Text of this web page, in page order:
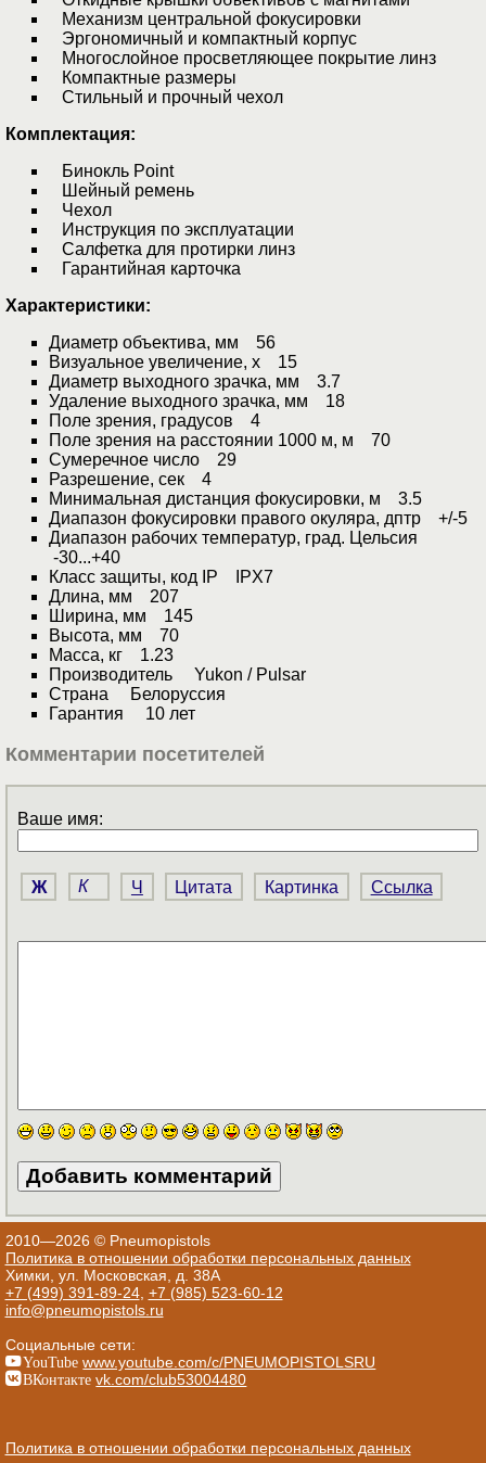
Механизм центральной фокусировки
Эргономичный и компактный корпус
Многослойное просветляющее покрытие линз
Компактные размеры
Стильный и прочный чехол
Комплектация:
Бинокль Point
Шейный ремень
Чехол
Инструкция по эксплуатации
Салфетка для протирки линз
Гарантийная карточка
Характеристики:
Диаметр объектива, мм 56
Визуальное увеличение, х 15
Диаметр выходного зрачка, мм 3.7
Удаление выходного зрачка, мм 18
Поле зрения, градусов 4
Поле зрения на расстоянии 1000 м, м 70
Сумеречное число 29
Разрешение, сек 4
Минимальная дистанция фокусировки, м 3.5
Диапазон фокусировки правого окуляра, дптр +/-5
Диапазон рабочих температур, град. Цельсия
-30...+40
Класс защиты, код IP IPX7
Длина, мм 207
Ширина, мм 145
Высота, мм 70
Масса, кг 1.23
Производитель Yukon / Pulsar
Страна Белоруссия
Гарантия 10 лет
Комментарии посетителей
Ваше имя:
Ж К Ч Цитата Картинка Ссылка
2010—2026 © Pneumopistols
Политика в отношении обработки персональных данных
Химки, ул. Московская, д. 38А
+7 (499) 391-89-24, +7 (985) 523-60-12
info@pneumopistols.ru
Социальные сети:
YouTube www.youtube.com/c/PNEUMOPISTOLSRU
ВКонтакте vk.com/club53004480
Политика в отношении обработки персональных данных